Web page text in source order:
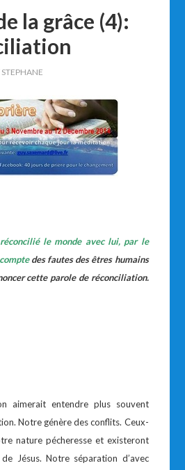
la grâce (4):
STEPHANE
le monde avec lui, par le
des fautes des êtres humains
cette parole de réconciliation.
aimerait entendre plus souvent
Notre génère des conflits. Ceux-
nature pécheresse et existeront
Jésus. Notre séparation d’avec